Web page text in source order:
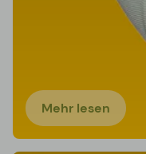
Mehr lesen